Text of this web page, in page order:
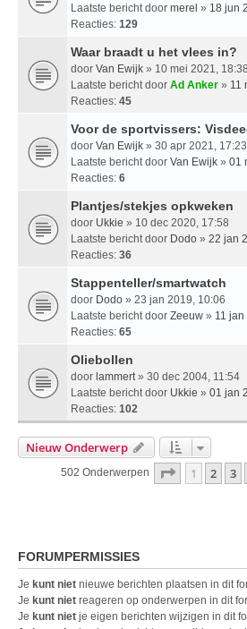
Laatste bericht door merel » 18 jun
Reacties: 129
Waar braadt u het vlees in?
door Van Ewijk » 10 mei 2021, 18:38
Laatste bericht door Ad Anker » 11
Reacties: 45
Voor de sportvissers:
door Van Ewijk » 30 apr 2021, 17:23
Laatste bericht door Van Ewijk » 01
Reacties: 6
Plantjes/stekjes opkweken
door Ukkie » 10 dec 2020, 17:58
Laatste bericht door Dodo » 22 jan
Reacties: 36
Stappenteller/smartwatch
door Dodo » 23 jan 2019, 10:06
Laatste bericht door Zeeuw » 11
Reacties: 65
Oliebollen
door lammert » 30 dec 2004, 11:54
Laatste bericht door Ukkie » 01 jan
Reacties: 102
Nieuw Onderwerp
502 Onderwerpen Pagina
1 2 3
FORUMPERMISSIES
Je kunt niet nieuwe berichten plaatsen in dit
Je kunt niet reageren op onderwerpen in dit
Je kunt niet je eigen berichten wijzigen in dit